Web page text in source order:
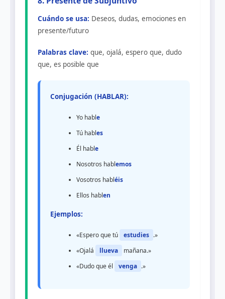
Cuándo se usa: Deseos, dudas, emociones en
presente/futuro
Palabras clave: que, ojalá, espero que, dudo
que, es posible que
Conjugación (HABLAR):
Yo hable
Tú hables
Él hable
Nosotros hablemos
Vosotros habléis
Ellos hablen
Ejemplos:
«Espero que tú estudies .»
«Ojalá
llueva
mañana.»
«Dudo que él
venga .»